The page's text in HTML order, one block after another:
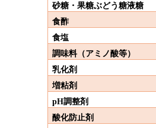
砂糖・果糖ぶどう糖液糖
食酢
食塩
調味料（アミノ酸等）
乳化剤
増粘剤
pH調整剤
酸化防止剤